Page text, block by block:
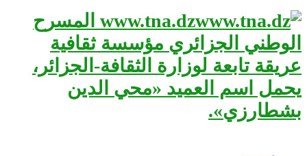
www.tna.dz المسرح
الوطني الجزائري مؤسسة ثقافية
عريقة تابعة لوزارة الثقافة-الجزائر،
يحمل اسم العميد «محي الدين
بشطارزي».